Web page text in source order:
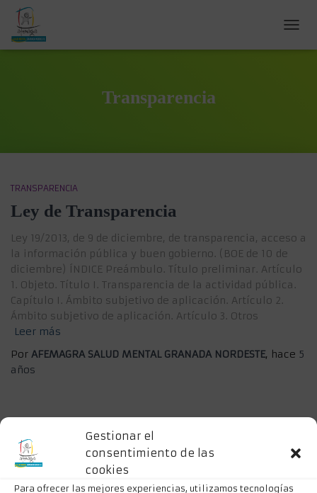
Gestionar el
consentimiento de las
cookies
Para ofrecer las mejores experiencias, utilizamos tecnologías
MODO
Transparencia
TRANSPARENCIA
Ley de Transparencia
Ley 19/2013, de 9 de diciembre, de transparencia, acceso a
la información pública y buen gobierno. (BOE de 10 de
diciembre) ÍNDICE Preámbulo. Título preliminar. Artículo
1. Objeto. Título I. Transparencia de la actividad pública.
Capítulo I. Ámbito subjetivo de aplicación. Artículo 2.
Ámbito subjetivo de aplicación. Artículo 3. Otros
Leer más
Por AFEMAGRA SALUD MENTAL GRANADA NORDESTE, hace 5
años